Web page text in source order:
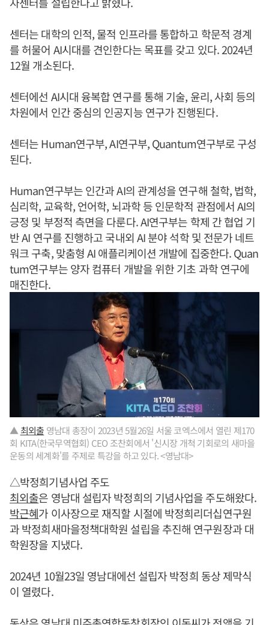
센터는 대학의 인적, 물적 인프라를 통합하고 학문적 경계
를 허물어 AI시대를 견인한다는 목표를 갖고 있다. 2024년
12월 개소된다.
센터에선 AI시대 융복합 연구를 통해 기술, 윤리, 사회 등의
차원에서 인간 중심의 인공지능 연구가 진행된다.
센터는 Human연구부, AI연구부, Quantum연구부로 구성
된다.
Human연구부는 인간과 AI의 관계성을 연구해 철학, 법학,
심리학, 교육학, 언어학, 뇌과학 등 인문학적 관점에서 AI의
긍정 및 부정적 측면을 다룬다. AI연구부는 학제 간 협업 기
반 AI 연구를 진행하고 국내외 AI 분야 석학 및 전문가 네트
워크 구축, 맞춤형 AI 애플리케이션 개발에 집중한다. Quan
tum연구부는 양자 컴퓨터 개발을 위한 기초 과학 연구에
매진한다.
▲ 최외출 영남대 총장이 2023년 5월26일 서울 코엑스에서 열린 제170
회 KITA(한국무역협회) CEO 조찬회에서 '신시장 개척 기회로의 새마을
운동의 세계화'를 주제로 특강을 하고 있다. <영남대>
△박정희기념사업 주도
최외출은 영남대 설립자 박정희의 기념사업을 주도해왔다.
박근혜가 이사장으로 재직할 시절에 박정희리더십연구원
과 박정희새마을정책대학원 설립을 추진해 연구원장과 대
학원장을 지냈다.
2024년 10월23일 영남대에선 설립자 박정희 동상 제막식
이 열렸다.